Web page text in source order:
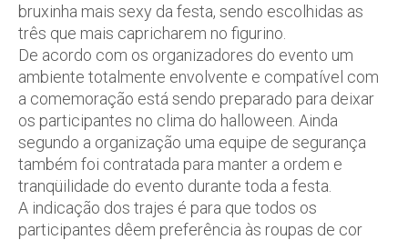
bruxinha mais sexy da festa, sendo escolhidas as
três que mais capricharem no figurino.
De acordo com os organizadores do evento um
ambiente totalmente envolvente e compatível com
a comemoração está sendo preparado para deixar
os participantes no clima do halloween. Ainda
segundo a organização uma equipe de segurança
também foi contratada para manter a ordem e
tranqüilidade do evento durante toda a festa.
A indicação dos trajes é para que todos os
participantes dêem preferência às roupas de cor